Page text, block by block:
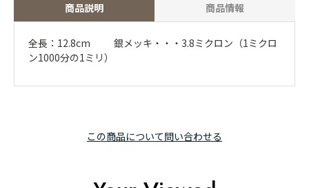
商品説明 商品情報
全長：12.8cm 銀メッキ・・・3.8ミクロン（1ミクロ
ン1000分の1ミリ）
この商品について問い合わせる